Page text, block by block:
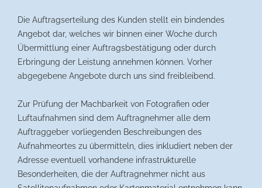
Die Auftragserteilung des Kunden stellt ein bindendes
Angebot dar, welches wir binnen einer Woche durch
Übermittlung einer Auftragsbestätigung oder durch
Erbringung der Leistung annehmen können. Vorher
abgegebene Angebote durch uns sind freibleibend.
Zur Prüfung der Machbarkeit von Fotografien oder
Luftaufnahmen sind dem Auftragnehmer alle dem
Auftraggeber vorliegenden Beschreibungen des
Aufnahmeortes zu übermitteln, dies inkludiert neben der
Adresse eventuell vorhandene infrastrukturelle
Besonderheiten, die der Auftragnehmer nicht aus